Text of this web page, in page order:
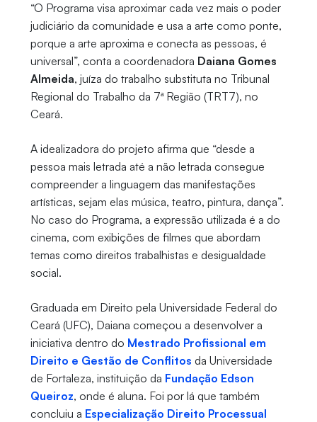
“O Programa visa aproximar cada vez mais o poder
judiciário da comunidade e usa a arte como ponte,
porque a arte aproxima e conecta as pessoas, é
universal”, conta a coordenadora Daiana Gomes
Almeida, juíza do trabalho substituta no Tribunal
Regional do Trabalho da 7ª Região (TRT7), no
Ceará.
A idealizadora do projeto afirma que “desde a
pessoa mais letrada até a não letrada consegue
compreender a linguagem das manifestações
artísticas, sejam elas música, teatro, pintura, dança”.
No caso do Programa, a expressão utilizada é a do
cinema, com exibições de filmes que abordam
temas como direitos trabalhistas e desigualdade
social.
Graduada em Direito pela Universidade Federal do
Ceará (UFC), Daiana começou a desenvolver a
iniciativa dentro do Mestrado Profissional em
Direito e Gestão de Conflitos da Universidade
de Fortaleza, instituição da Fundação Edson
Queiroz, onde é aluna. Foi por lá que também
concluiu a Especialização Direito Processual